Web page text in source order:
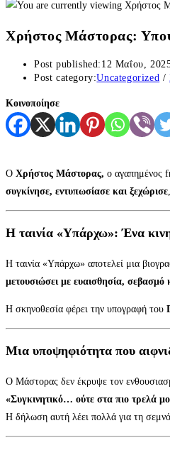
Χρήστος Μάστορας:
Post published: 12 Μαΐου,
Post category:Uncategorized /
Κοινοποίησε
Ο Χρήστος Μάστορας, ο αγαπημένος
συγκίνησε, εντυπωσίασε και ξεχώρισε
Η ταινία «Υπάρχω»: Ένα
Η ταινία «Υπάρχω» αποτελεί μια
μετουσιώσει με ευαισθησία, σεβασμό
Η σκηνοθεσία φέρει την υπογραφή του
Μια υποψηφιότητα που
Ο Μάστορας δεν έκρυψε τον
«Συγκινητικό… ούτε στα πιο τρελά
Η δήλωση αυτή λέει πολλά για τη